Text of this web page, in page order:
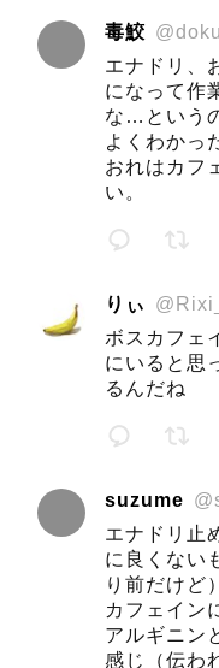
毒鮫
エナドリ、
になって作
な…という
よくわかっ
おれはカフ
い。
りぃ
ボスカフェ
にいると思
るんだね
suzume
エナドリ止
に良くない
り前だけど）
カフェイン
アルギニン
感じ（伝わ